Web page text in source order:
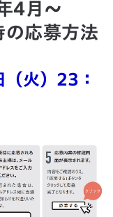
4月～
応募方法
火）23：